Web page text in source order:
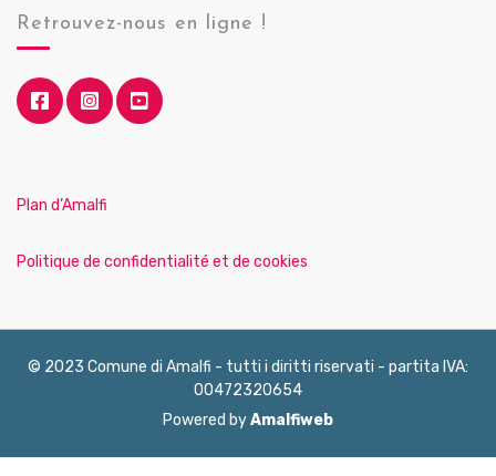
Retrouvez-nous en ligne !
Plan d’Amalfi
Politique de confidentialité et de cookies
© 2023 Comune di Amalfi - tutti i diritti riservati - partita IVA:
00472320654
Powered byAmalfiweb